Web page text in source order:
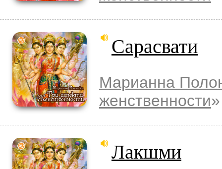
Сарасвати
Марианна
женственности»
Лакшми